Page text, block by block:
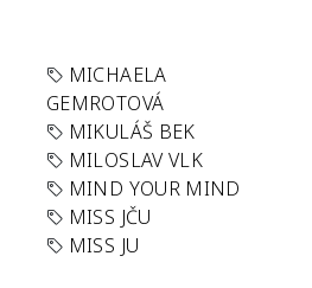
MICHAELA
GEMROTOVÁ
MIKULÁŠ BEK
MILOSLAV VLK
MIND YOUR MIND
MISS JČU
MISS JU